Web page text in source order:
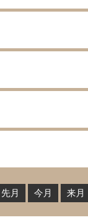
先月 今月 来月